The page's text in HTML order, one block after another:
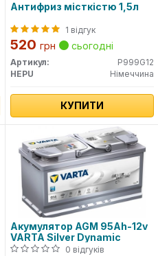
Антифриз місткістю 1,5л
1 відгук
520 грн сьогодні
Артикул:
P999G12
HEPU
Німеччина
КУПИТИ
Акумулятор AGM 95Ah-12v
VARTA Silver Dynamic
0 відгуків